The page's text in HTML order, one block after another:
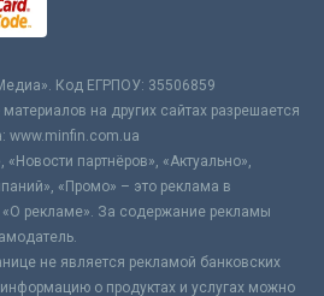
Код ЕГРПОУ: 35506859
на других сайтах разрешается
www.minfin.com.ua
партнёров», «Актуально»,
«Промо» – это реклама в
рекламе». За содержание рекламы
не является рекламой банковских
о продуктах и услугах можно